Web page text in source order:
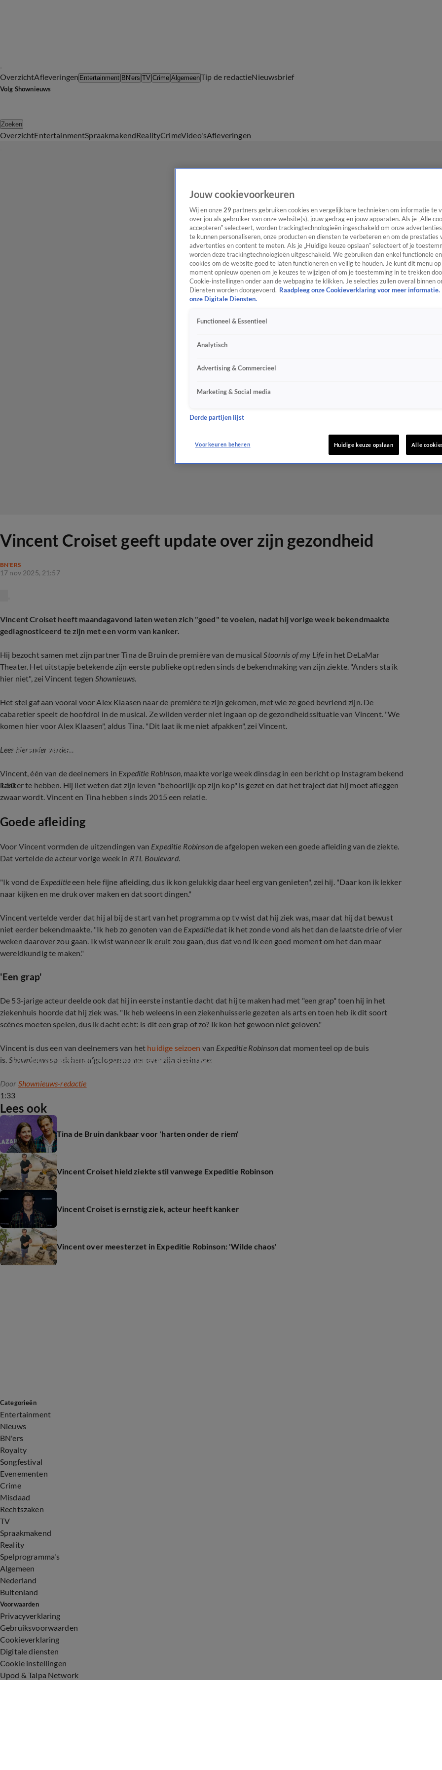
OverzichtAfleveringen Entertainment BN'ers TV Crime AlgemeenTip de redactieNieuwsbrief
Volg Shownieuws
Zoeken
OverzichtEntertainmentSpraakmakendRealityCrimeVideo'sAfleveringen
Vincent Croiset geeft update over zijn gezondheid
BN'ERS
17 nov 2025, 21:57
Vincent Croiset heeft maandagavond laten weten zich "goed" te voelen, nadat hij vorige week bekendmaakte
gediagnosticeerd te zijn met een vorm van kanker.
Hij bezocht samen met zijn partner Tina de Bruin de première van de musicalStoornis of my Life in het DeLaMar
Theater. Het uitstapje betekende zijn eerste publieke optreden sinds de bekendmaking van zijn ziekte. "Anders sta ik
hier niet", zei Vincent tegen Shownieuws.
Het stel gaf aan vooral voor Alex Klaasen naar de première te zijn gekomen, met wie ze goed bevriend zijn. De
cabaretier speelt de hoofdrol in de musical. Ze wilden verder niet ingaan op de gezondheidssituatie van Vincent. "We
komen hier voor Alex Klaasen", aldus Tina. "Dit laat ik me niet afpakken", zei Vincent.
Lees hieronder verder...
1:50
Acteur Vincent Croiset deelt kankerdiagnose
Vincent, één van de deelnemers in Expeditie Robinson, maakte vorige week dinsdag in een bericht op Instagram bekend
kanker te hebben. Hij liet weten dat zijn leven "behoorlijk op zijn kop" is gezet en dat het traject dat hij moet afleggen
zwaar wordt.Vincent en Tina hebben sinds 2015 een relatie.
Goede afleiding
Voor Vincent vormden de uitzendingen van Expeditie Robinsonde afgelopen weken een goede afleiding van de ziekte.
Dat vertelde de acteur vorige week in RTL Boulevard.
"Ik vond de Expeditieeen hele fijne afleiding, dus ik kon gelukkig daar heel erg van genieten", zei hij. "Daar kon ik lekker
naar kijken en me druk over maken en dat soort dingen."
Vincent vertelde verder dat hij al bij de start van het programma op tv wist dat hij ziek was, maar dat hij dat bewust
niet eerder bekendmaakte. "Ik heb zo genoten van de Expeditiedat ik het zonde vond als het dan de laatste drie of vier
weken daarover zou gaan. Ik wist wanneer ik eruit zou gaan, dus dat vond ik een goed moment om het dan maar
wereldkundig te maken."
'Een grap'
De 53-jarige acteur deelde ook dat hij in eerste instantie dacht dat hij te maken had met "een grap" toen hij in het
ziekenhuis hoorde dat hij ziek was. "Ik heb weleens in een ziekenhuisserie gezeten als arts en toen heb ik dit soort
scènes moeten spelen, dus ik dacht echt: is dit een grap of zo? Ik kon het gewoon niet geloven."
Vincent is dus een van deelnemers van het huidige seizoen van Expeditie Robinsondat momenteel op de buis
is. Shownieuws sprak hem afgelopen zomer over zijn deelname:
1:33
Dit zijn de deelnemers van Expeditie Robinson 2025
Door Shownieuws-redactie
Lees ook
Tina de Bruin dankbaar voor 'harten onder de riem'
Vincent Croiset hield ziekte stil vanwege Expeditie Robinson
Vincent Croiset is ernstig ziek, acteur heeft kanker
Vincent over meesterzet in Expeditie Robinson: 'Wilde chaos'
Categorieën
Entertainment
Nieuws
BN'ers
Royalty
Songfestival
Evenementen
Crime
Misdaad
Rechtszaken
TV
Spraakmakend
Reality
Spelprogramma's
Algemeen
Nederland
Buitenland
Voorwaarden
Privacyverklaring
Gebruiksvoorwaarden
Cookieverklaring
Digitale diensten
Cookie instellingen
Upod & Talpa Network
Jouw cookievoorkeuren
Wij en onze 29 partners gebruiken cookies en vergelijkbare technieken om informatie te
over jou als gebruiker van onze website(s), jouw gedrag en jouw apparaten. Als je „Alle
accepteren” selecteert, worden trackingtechnologieën ingeschakeld om onze
te kunnen personaliseren, onze producten en diensten te verbeteren en om de prestaties
advertenties en content te meten. Als je „Huidige keuze opslaan” selecteert of je
worden deze trackingtechnologieën uitgeschakeld. We gebruiken dan enkel functionele
cookies om de website goed te laten functioneren en veilig te houden. Je kunt dit menu
moment opnieuw openen om je keuzes te wijzigen of om je toestemming in te trekken
Cookie-instellingen onder aan de webpagina te klikken. Je selecties zullen overal binnen
Diensten worden doorgevoerd. Raadpleeg onze Cookieverklaring voor meer informatie.
onze Digitale Diensten.
Functioneel & Essentieel
Analytisch
Advertising & Commercieel
Marketing & Social media
Derde partijen lijst
Voorkeuren beheren Huidige keuze opslaan Alle